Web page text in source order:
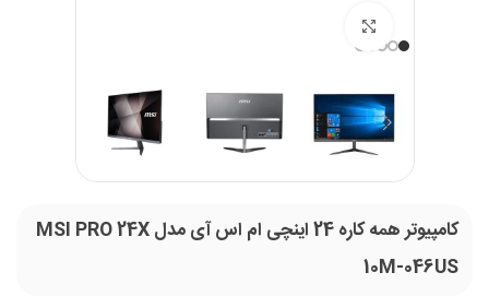
کامپیوتر همه کاره 24 اینچی ام اس آی مدل MSI PRO 24X
10M-046US